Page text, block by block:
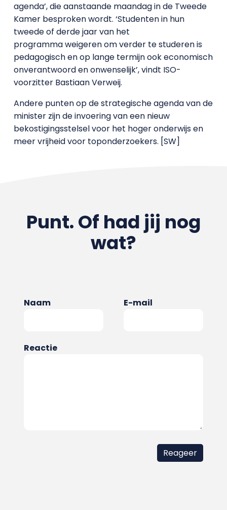
agenda’, die aanstaande maandag in de Tweede
Kamer besproken wordt. ‘Studenten in hun
tweede of derde jaar van het
programma weigeren om verder te studeren is
pedagogisch en op lange termijn ook economisch
onverantwoord en onwenselijk’, vindt ISO-
voorzitter Bastiaan Verweij.
Andere punten op de strategische agenda van de
minister zijn de invoering van een nieuw
bekostigingsstelsel voor het hoger onderwijs en
meer vrijheid voor toponderzoekers. [SW]
Punt. Of had jij nog
wat?
Naam E-mail
Reactie